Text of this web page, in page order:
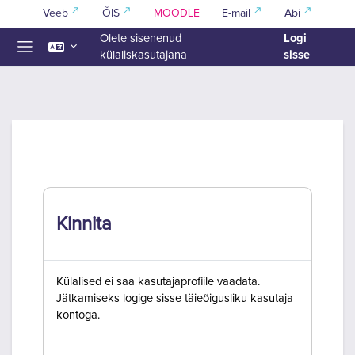
Jäta vahele peasisuni
Veeb ÕIS MOODLE E-mail Abi
Olete sisenenud
külaliskasutajana
Logi
sisse
Kinnita
Külalised ei saa kasutajaprofiile vaadata.
Jätkamiseks logige sisse täieõigusliku kasutaja
kontoga.